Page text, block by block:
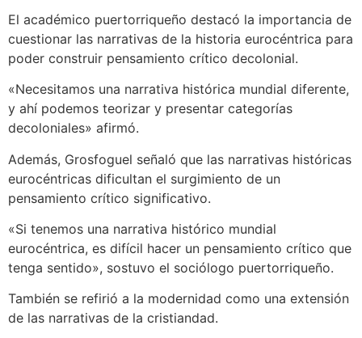
El académico puertorriqueño destacó la importancia de
cuestionar las narrativas de la historia eurocéntrica para
poder construir pensamiento crítico decolonial.
«Necesitamos una narrativa histórica mundial diferente,
y ahí podemos teorizar y presentar categorías
decoloniales» afirmó.
Además, Grosfoguel señaló que las narrativas históricas
eurocéntricas dificultan el surgimiento de un
pensamiento crítico significativo.
«Si tenemos una narrativa histórico mundial
eurocéntrica, es difícil hacer un pensamiento crítico que
tenga sentido», sostuvo el sociólogo puertorriqueño.
También se refirió a la modernidad como una extensión
de las narrativas de la cristiandad.